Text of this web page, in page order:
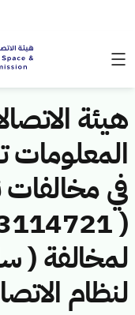
هيئة
المعلومات
في مخالفات
لمخالفة (
لنظام